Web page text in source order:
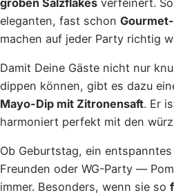
groben Salzflakes verfeinert.
eleganten, fast schon
machen auf jeder Party richtig
Damit Deine Gäste nicht nur
dippen können, gibt es dazu
Mayo-Dip mit Zitronensaft. Er
harmoniert perfekt mit den
Ob Geburtstag, ein
Freunden oder WG-Party —
immer. Besonders, wenn sie so